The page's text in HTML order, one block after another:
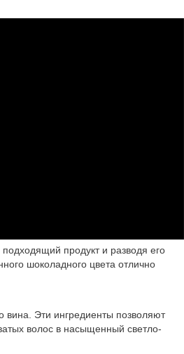
продукт и разводя его
шоколадного цвета отлично
Эти ингредиенты позволяют
волос в насыщенный светло-